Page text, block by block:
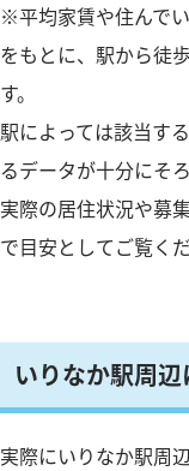
※平均家賃や住んで
をもとに、駅から徒
す。
駅によっては該当す
るデータが十分にそ
実際の居住状況や募
で目安としてご覧くだ
いりなか駅周
実際にいりなか駅周